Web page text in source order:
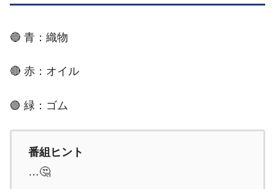
🔵 青：織物
🔴 赤：オイル
🟢 緑：ゴム
番組ヒント
…🤔